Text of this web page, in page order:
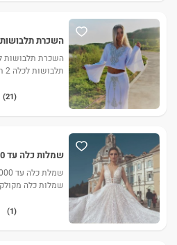
השכרת תלבושות
(21)
שמלות כלה עד 6000 ש"ח
שמלות כלה
לחופה המותאם
(1)